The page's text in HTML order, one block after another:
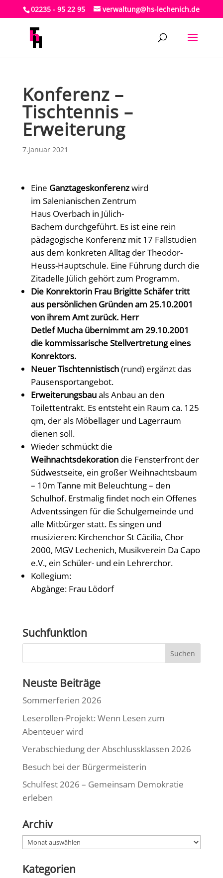
02235 - 95 22 95 verwaltung@hs-lechenich.de
Konferenz –
Tischtennis –
Erweiterung
7.Januar 2021
Eine Ganztageskonferenzwird
im Salenianischen Zentrum
Haus Overbach in Jülich-
Bachem durchgeführt. Es ist eine rein
pädagogische Konferenz mit 17 Fallstudien
aus dem konkreten Alltag der Theodor-
Heuss-Hauptschule. Eine Führung durch die
Zitadelle Jülich gehört zum Programm.
Die Konrektorin Frau Brigitte Schäfer tritt
aus persönlichen Gründen am 25.10.2001
von ihrem Amt zurück. Herr
Detlef Mucha übernimmt am 29.10.2001
die kommissarische Stellvertretung eines
Konrektors.
Neuer Tischtennistisch(rund) ergänzt das
Pausensportangebot.
Erweiterungsbauals Anbau an den
Toilettentrakt. Es entsteht ein Raum ca. 125
qm, der als Möbellager und Lagerraum
dienen soll.
Wieder schmückt die
Weihnachtsdekorationdie Fensterfront der
Südwestseite, ein großer Weihnachtsbaum
– 10m Tanne mit Beleuchtung – den
Schulhof. Erstmalig findet noch ein Offenes
Adventssingen für die Schulgemeinde und
alle Mitbürger statt. Es singen und
musizieren: Kirchenchor St Cäcilia, Chor
2000, MGV Lechenich, Musikverein Da Capo
e.V., ein Schüler- und ein Lehrerchor.
Kollegium:
Abgänge: Frau Lödorf
Suchfunktion
Neuste Beiträge
Sommerferien 2026
Leserollen-Projekt: Wenn Lesen zum
Abenteuer wird
Verabschiedung der Abschlussklassen 2026
Besuch bei der Bürgermeisterin
Schulfest 2026 – Gemeinsam Demokratie
erleben
Archiv
Archiv
Kategorien